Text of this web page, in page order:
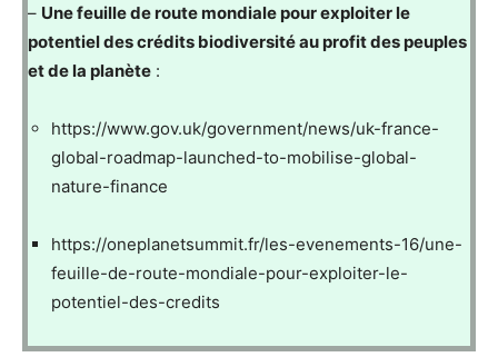
– Une feuille de route mondiale pour exploiter le
potentiel des crédits biodiversité au profit des peuples
et de la planète :
https://www.gov.uk/government/news/uk-france-
global-roadmap-launched-to-mobilise-global-
nature-finance
https://oneplanetsummit.fr/les-evenements-16/une-
feuille-de-route-mondiale-pour-exploiter-le-
potentiel-des-credits